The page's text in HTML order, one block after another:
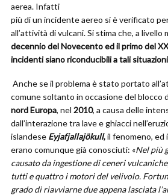
aerea. Infatti
più di un incidente aereo si è verificato
all’attività di vulcani. Si stima che, a livello
decennio del Novecento ed il primo del
incidenti siano riconducibili a tali
Anche se il problema è stato portato
comune soltanto in occasione del blocco
nord Europa, nel 2010, a causa delle
dall’interazione tra lave e ghiacci
islandese Eyjafjallajökull,il fenomeno, ed
erano comunque già conosciuti: «Nel più
causato da ingestione di ceneri
tutti e quattro i motori del velivolo.
grado di riavviarne due appena lasciata